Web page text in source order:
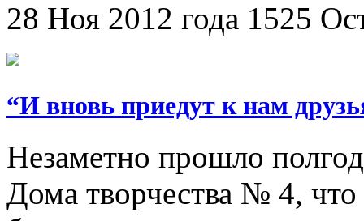
28 Ноя 2012 года 1525
“И вновь приедут к нам
Незаметно прошло
Дома творчества № 4,